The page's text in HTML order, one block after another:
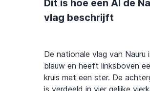
Dit is hoe een AI de
vlag beschrijft
De nationale vlag van Nauru
blauw en heeft linksboven
kruis met een ster. De
is verdeeld in vier gelijke